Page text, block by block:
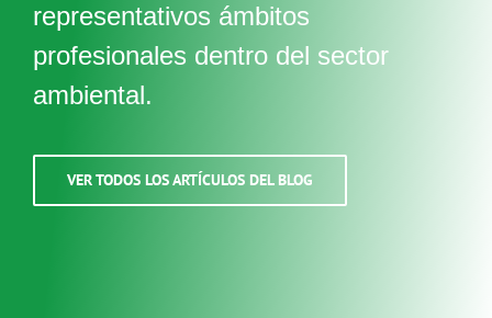
representativos ámbitos
profesionales dentro del sector
ambiental.
VER TODOS LOS ARTÍCULOS DEL BLOG